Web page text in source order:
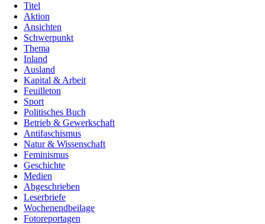
Titel
Aktion
Ansichten
Schwerpunkt
Thema
Inland
Ausland
Kapital & Arbeit
Feuilleton
Sport
Politisches Buch
Betrieb & Gewerkschaft
Antifaschismus
Natur & Wissenschaft
Feminismus
Geschichte
Medien
Abgeschrieben
Leserbriefe
Wochenendbeilage
Fotoreportagen